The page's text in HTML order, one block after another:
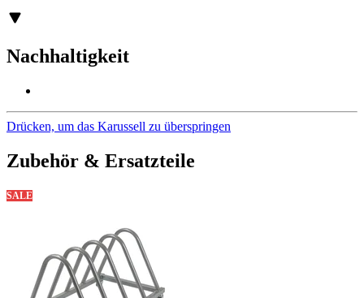
Nachhaltigkeit
Drücken, um das Karussell zu überspringen
Zubehör & Ersatzteile
SALE